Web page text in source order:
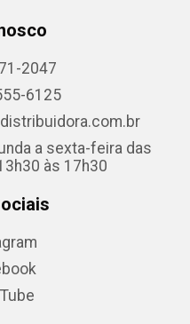
2047
6125
a sexta-feira das
às 17h30